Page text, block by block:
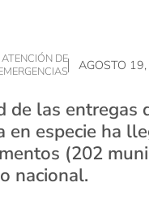
DE
AGOSTO
de las entregas
en especie ha
(202
nacional.